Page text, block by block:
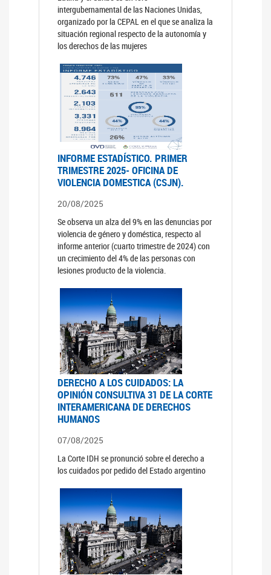
intergubernamental de las Naciones Unidas,
organizado por la CEPAL en el que se analiza la
situación regional respecto de la autonomía y
los derechos de las mujeres
INFORME ESTADÍSTICO. PRIMER
TRIMESTRE 2025- OFICINA DE
VIOLENCIA DOMESTICA (CSJN).
20/08/2025
Se observa un alza del 9% en las denuncias por
violencia de género y doméstica, respecto al
informe anterior (cuarto trimestre de 2024) con
un crecimiento del 4% de las personas con
lesiones producto de la violencia.
DERECHO A LOS CUIDADOS: LA
OPINIÓN CONSULTIVA 31 DE LA CORTE
INTERAMERICANA DE DERECHOS
HUMANOS
07/08/2025
La Corte IDH se pronunció sobre el derecho a
los cuidados por pedido del Estado argentino